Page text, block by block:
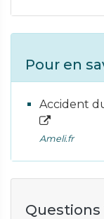
Pour en
Accident
Ameli.fr
Questions